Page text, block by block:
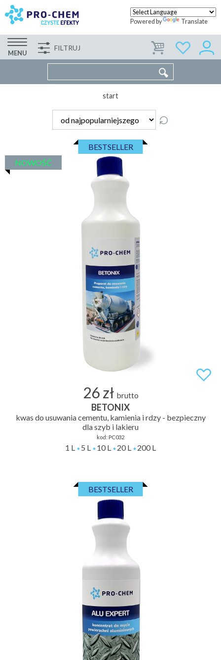
Powered by Translate
MENU
FILTRUJ WSPÓŁPRACA KONTAKT
start
NOWOŚĆ
BESTSELLER
26 zł brutto
BETONIX
kwas do usuwania cementu, kamienia i rdzy - bezpieczny
dla szyb i lakieru
kod: PC032
1 L 5 L 10 L 20 L 200 L
BESTSELLER